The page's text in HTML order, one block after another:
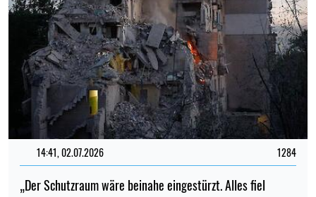
14:41, 02.07.2026 1284
„Der Schutzraum wäre beinahe eingestürzt. Alles fiel